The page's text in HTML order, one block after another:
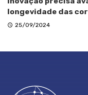
longevidade das
25/09/2024